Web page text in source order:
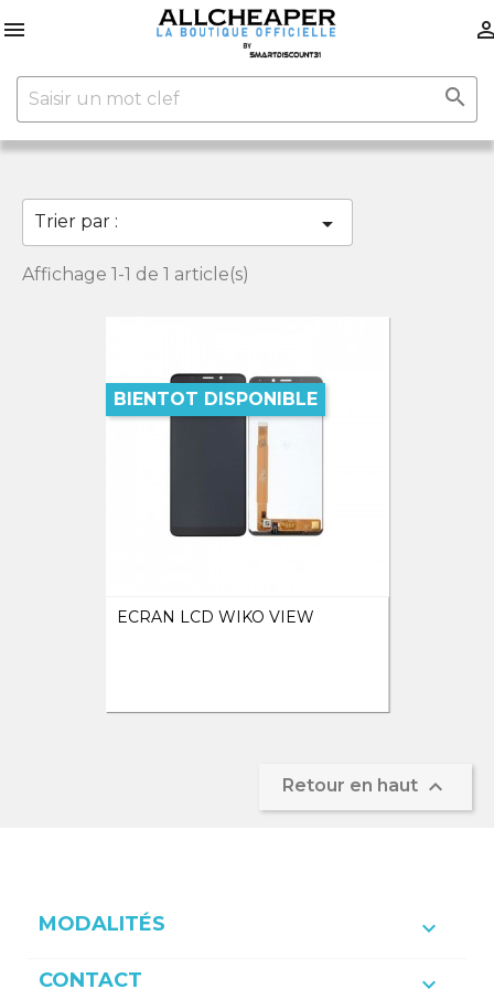


Trier par : 
Affichage 1-1 de 1 article(s)
ECRAN LCD WIKO VIEW
BIENTOT DISPONIBLE
Retour en haut 
MODALITÉS 
CONTACT